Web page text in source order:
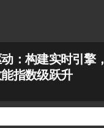
：构建实时引擎，
指数级跃升